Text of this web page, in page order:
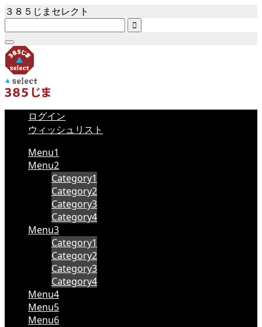
３８５じまセレクト

ログイン
ウィッシュリスト
Menu1
Menu2
Category1
Category2
Category3
Category4
Menu3
Category1
Category2
Category3
Category4
Menu4
Menu5
Menu6